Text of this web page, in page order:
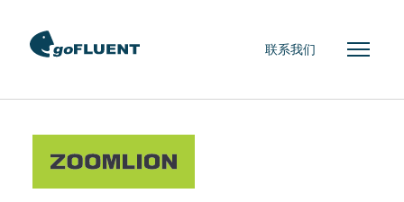
联系我们